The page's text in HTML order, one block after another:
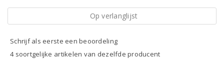
Op verlanglijst
Schrijf als eerste een beoordeling
4 soortgelijke artikelen van dezelfde producent